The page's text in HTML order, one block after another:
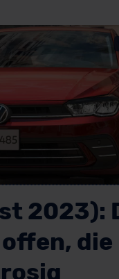
2023):
die